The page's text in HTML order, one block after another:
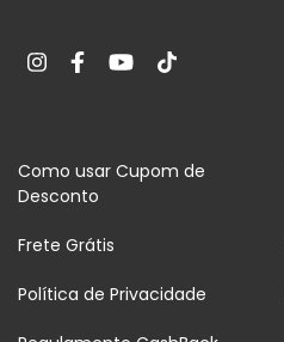
Como usar Cupom de
Desconto
Frete Grátis
Política de Privacidade